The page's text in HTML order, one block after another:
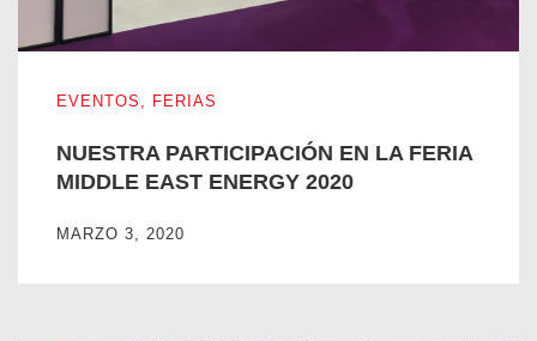
EVENTOS , FERIAS
NUESTRA PARTICIPACIÓN EN LA FERIA
MIDDLE EAST ENERGY 2020
MARZO 3, 2020